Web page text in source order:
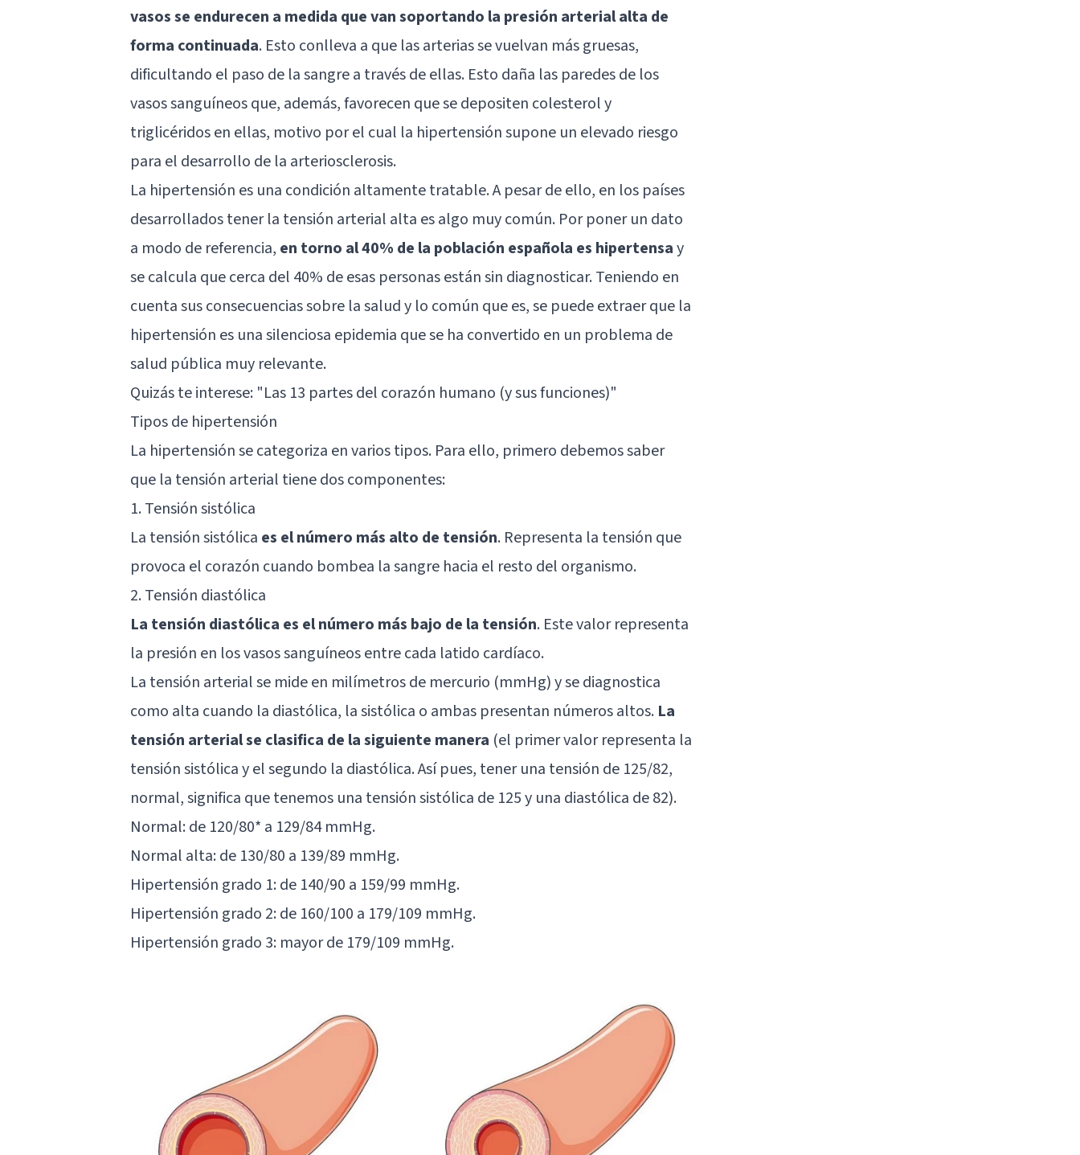
vasos se endurecen a medida que van soportando la presión arterial alta de
forma continuada. Esto conlleva a que las arterias se vuelvan más gruesas,
dificultando el paso de la sangre a través de ellas. Esto daña las paredes de los
vasos sanguíneos que, además, favorecen que se depositen colesterol y
triglicéridos en ellas, motivo por el cual la hipertensión supone un elevado riesgo
para el desarrollo de la arteriosclerosis.
La hipertensión es una condición altamente tratable. A pesar de ello, en los países
desarrollados tener la tensión arterial alta es algo muy común. Por poner un dato
a modo de referencia, en torno al 40% de la población española es hipertensay
se calcula que cerca del 40% de esas personas están sin diagnosticar. Teniendo en
cuenta sus consecuencias sobre la salud y lo común que es, se puede extraer que la
hipertensión es una silenciosa epidemia que se ha convertido en un problema de
salud pública muy relevante.
Quizás te interese: "Las 13 partes del corazón humano (y sus funciones)"
Tipos de hipertensión
La hipertensión se categoriza en varios tipos. Para ello, primero debemos saber
que la tensión arterial tiene dos componentes:
1. Tensión sistólica
La tensión sistólica es el número más alto de tensión. Representa la tensión que
provoca el corazón cuando bombea la sangre hacia el resto del organismo.
2. Tensión diastólica
La tensión diastólica es el número más bajo de la tensión. Este valor representa
la presión en los vasos sanguíneos entre cada latido cardíaco.
La tensión arterial se mide en milímetros de mercurio (mmHg) y se diagnostica
como alta cuando la diastólica, la sistólica o ambas presentan números altos. La
tensión arterial se clasifica de la siguiente manera (el primer valor representa la
tensión sistólica y el segundo la diastólica. Así pues, tener una tensión de 125/82,
normal, significa que tenemos una tensión sistólica de 125 y una diastólica de 82).
Normal: de 120/80* a 129/84 mmHg.
Normal alta: de 130/80 a 139/89 mmHg.
Hipertensión grado 1: de 140/90 a 159/99 mmHg.
Hipertensión grado 2: de 160/100 a 179/109 mmHg.
Hipertensión grado 3: mayor de 179/109 mmHg.